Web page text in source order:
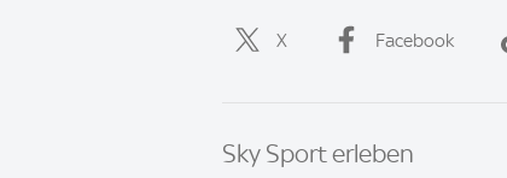
X Facebook
Sky Sport erleben